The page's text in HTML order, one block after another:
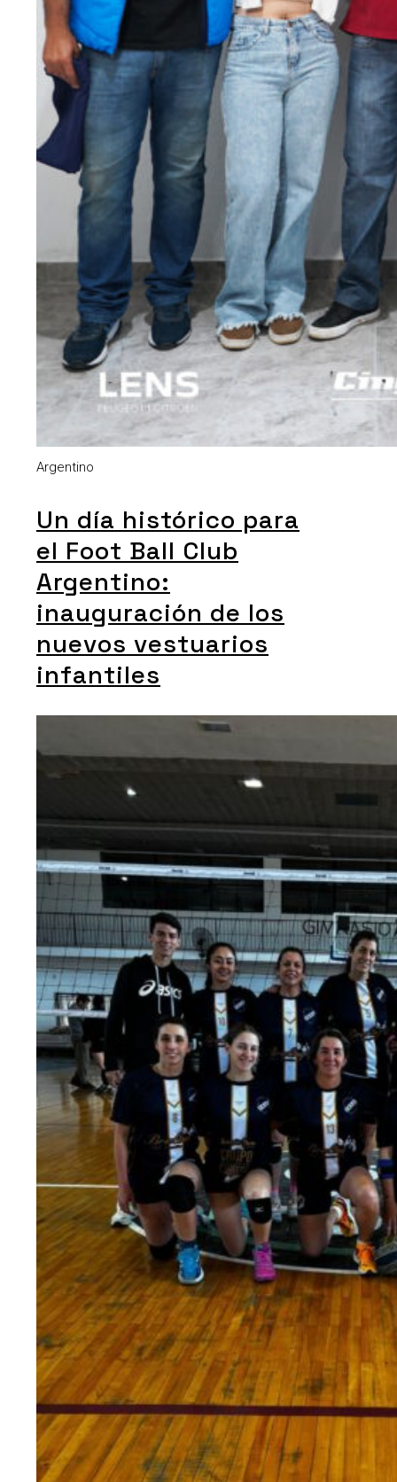
Argentino
Un día histórico para
el Foot Ball Club
Argentino:
inauguración de los
nuevos vestuarios
infantiles